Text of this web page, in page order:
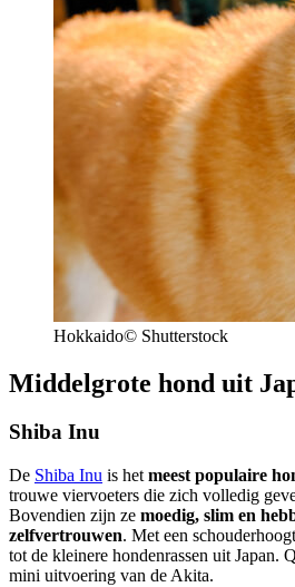
Hokkaido© Shutterstock
Middelgrote hond uit
Shiba Inu
De Shiba Inu is het meest populaire
trouwe viervoeters die zich volledig
Bovendien zijn ze moedig, slim en
zelfvertrouwen. Met een
tot de kleinere hondenrassen uit Japan.
mini uitvoering van de Akita.